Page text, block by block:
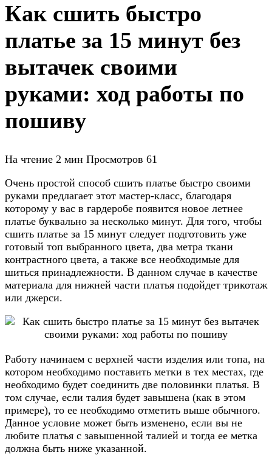
Как сшить быстро
платье за 15 минут без
вытачек своими
руками: ход работы по
пошиву
На чтение 2 мин Просмотров 61
Очень простой способ сшить платье быстро своими
руками предлагает этот мастер-класс, благодаря
которому у вас в гардеробе появится новое летнее
платье буквально за несколько минут. Для того, чтобы
сшить платье за 15 минут следует подготовить уже
готовый топ выбранного цвета, два метра ткани
контрастного цвета, а также все необходимые для
шиться принадлежности. В данном случае в качестве
материала для нижней части платья подойдет трикотаж
или джерси.
Работу начинаем с верхней части изделия или топа, на
котором необходимо поставить метки в тех местах, где
необходимо будет соединить две половинки платья. В
том случае, если талия будет завышена (как в этом
примере), то ее необходимо отметить выше обычного.
Данное условие может быть изменено, если вы не
любите платья с завышенной талией и тогда ее метка
должна быть ниже указанной.